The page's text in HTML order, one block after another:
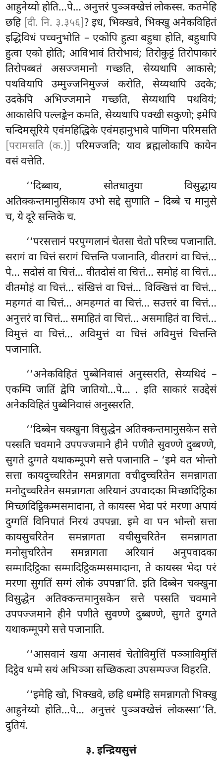
आहुनेय्यो होति…पे… अनुत्तरं पुञ्ञक्खेत्तं लोकस्स. कतमेहि
छहि [दी. नि. ३.३५६]? इध, भिक्खवे, भिक्खु अनेकविहितं
इद्धिविधं पच्चनुभोति – एकोपि हुत्वा बहुधा होति, बहुधापि
हुत्वा एको होति; आविभावं तिरोभावं; तिरोकुट्टं तिरोपाकारं
तिरोपब्बतं असज्जमानो गच्छति, सेय्यथापि आकासे;
पथवियापि उम्मुज्जनिमुज्जं करोति, सेय्यथापि उदके;
उदकेपि अभिज्जमाने गच्छति, सेय्यथापि पथवियं;
आकासेपि पल्लङ्केन कमति, सेय्यथापि पक्खी सकुणो; इमेपि
चन्दिमसूरिये एवंमहिद्धिके एवंमहानुभावे पाणिना परिमसति
[परामसति (क.)] परिमज्जति; याव ब्रह्मलोकापि कायेन
वसं वत्तेति.
‘‘दिब्बाय, सोतधातुया विसुद्धाय
अतिक्कन्तमानुसिकाय उभो सद्दे सुणाति – दिब्बे च मानुसे
च, ये दूरे सन्तिके च.
‘‘परसत्तानं परपुग्गलानं चेतसा चेतो परिच्च पजानाति.
सरागं वा चित्तं सरागं चित्तन्ति पजानाति, वीतरागं वा चित्तं…
पे… सदोसं वा चित्तं… वीतदोसं वा चित्तं… समोहंवा चित्तं…
वीतमोहं वा चित्तं… संखित्तं वा चित्तं… विक्खित्तं वा चित्तं…
महग्गतं वा चित्तं… अमहग्गतं वा चित्तं… सउत्तरं वा चित्तं…
अनुत्तरं वा चित्तं… समाहितं वा चित्तं… असमाहितं वा चित्तं…
विमुत्तं वा चित्तं… अविमुत्तं वा चित्तं अविमुत्तं चित्तन्ति
पजानाति.
‘‘अनेकविहितं पुब्बेनिवासं अनुस्सरति, सेय्यथिदं –
एकम्पि जातिं द्वेपि जातियो…पे… . इति साकारं सउद्देसं
अनेकविहितं पुब्बेनिवासं अनुस्सरति.
‘‘दिब्बेन चक्खुना विसुद्धेन अतिक्कन्तमानुसकेन सत्ते
पस्सति चवमाने उपपज्जमाने हीने पणीते सुवण्णे दुब्बण्णे,
सुगते दुग्गते यथाकम्मूपगे सत्ते पजानाति – ‘इमे वत भोन्तो
सत्ता कायदुच्चरितेन समन्नागता वचीदुच्चरितेन समन्नागता
मनोदुच्चरितेन समन्नागता अरियानं उपवादका मिच्छादिट्ठिका
मिच्छादिट्ठिकम्मसमादाना, ते कायस्स भेदा परं मरणा अपायं
दुग्गतिंविनिपातं निरयं उपपन्ना. इमे वा पन भोन्तो सत्ता
कायसुचरितेन समन्नागता वचीसुचरितेन समन्नागता
मनोसुचरितेन समन्नागता अरियानं अनुपवादका
सम्मादिट्ठिका सम्मादिट्ठिकम्मसमादाना, ते कायस्स भेदा परं
मरणा सुगतिं सग्गं लोकं उपपन्ना’ति. इति दिब्बेन चक्खुना
विसुद्धेन अतिक्कन्तमानुसकेन सत्ते पस्सति चवमाने
उपपज्जमाने हीने पणीते सुवण्णे दुब्बण्णे, सुगते दुग्गते
यथाकम्मूपगे सत्ते पजानाति.
‘‘आसवानं खया अनासवं चेतोविमुत्तिं पञ्ञाविमुत्तिं
दिट्ठेव धम्मे सयं अभिञ्ञा सच्छिकत्वा उपसम्पज्ज विहरति.
‘‘इमेहि खो, भिक्खवे, छहि धम्मेहि समन्नागतो भिक्खु
आहुनेय्यो होति…पे… अनुत्तरं पुञ्ञक्खेत्तं लोकस्सा’’ति.
दुतियं.
३. इन्द्रियसुत्तं